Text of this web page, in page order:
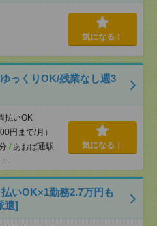
気になる！
っくりOK/残業なし週3
払いOK
円まで/月）
/ あおば通駅
…
気になる！
いOK×1勤務2.7万円も
遣]